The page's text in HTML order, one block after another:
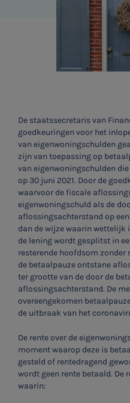
De staatssecretaris van
goedkeuringen voor het
van eigenwoningschulden
zijn van toepassing op
van eigenwoningschulden
op 30 juni 2021. Door de
waarvoor de fiscale
eigenwoningschuld als de
aflossingsachterstand op
dan de wijze waarin wettelijk
de lening wordt gesplitst in
resterende hoofdsom zonder
de betaalpauze ontstane
ter grootte van de door de
aflossingsachterstand. De
overeengekomen
de uitbraak van het
De rente over de
moment waarop deze is
gesteld of rentedragend
wordt geen rente betaald.
waarin: